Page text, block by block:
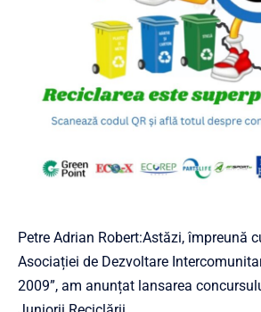
Petre Adrian Robert:Astăzi, împreună
Asociației de Dezvoltare
2009”, am anunțat lansarea